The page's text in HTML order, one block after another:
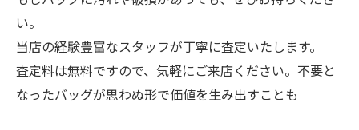
い。
当店の経験豊富なスタッフが丁寧に査定いたします。
査定料は無料ですので、気軽にご来店ください。不要と
なったバッグが思わぬ形で価値を生み出すことも